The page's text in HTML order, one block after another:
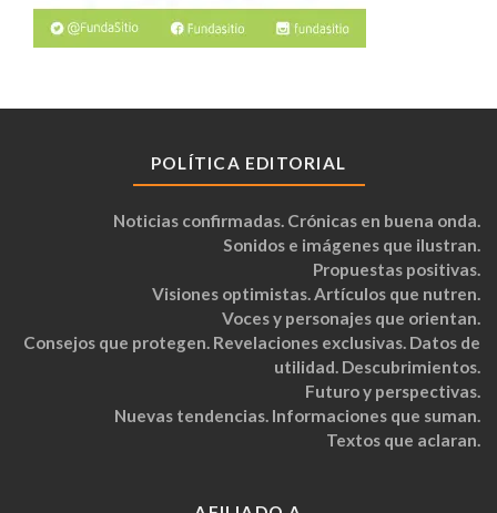
POLÍTICA EDITORIAL
Noticias confirmadas. Crónicas en buena onda.
Sonidos e imágenes que ilustran.
Propuestas positivas.
Visiones optimistas. Artículos que nutren.
Voces y personajes que orientan.
Consejos que protegen. Revelaciones exclusivas. Datos de
utilidad. Descubrimientos.
Futuro y perspectivas.
Nuevas tendencias. Informaciones que suman.
Textos que aclaran.